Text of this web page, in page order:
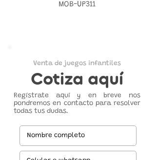
MOB-UP311
Venta de juegos infantiles
Cotiza aquí
Regístrate aquí y en breve nos
pondremos en contacto para resolver
todas tus dudas.